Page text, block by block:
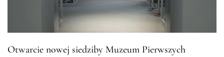
Otwarcie nowej siedziby Muzeum Pierwszych